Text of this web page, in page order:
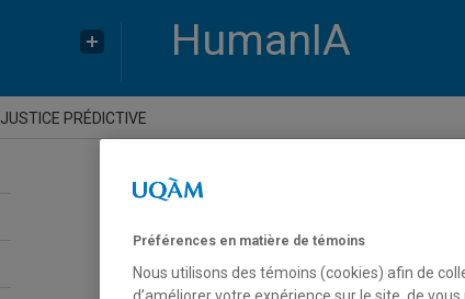
HumanIA
JUSTICE PRÉDICTIVE
Début du projet :septembre 2017
Préférences en matière de témoins
Nous utilisons des témoins (cookies) afin de